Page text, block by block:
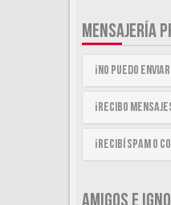
MENSAJERÍA
¡No puedo
¡Recibo
¡Recibí spam o